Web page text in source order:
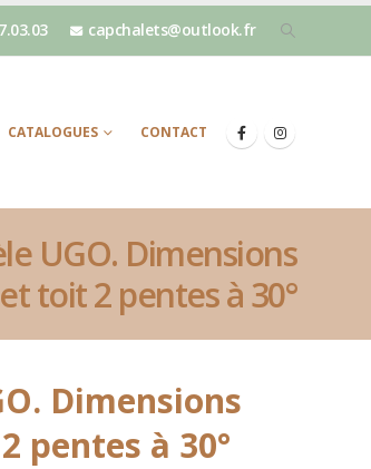
capchalets@outlook.fr
CATALOGUES CONTACT
UGO. Dimensions
toit 2 pentes à 30°
Dimensions
pentes à 30°